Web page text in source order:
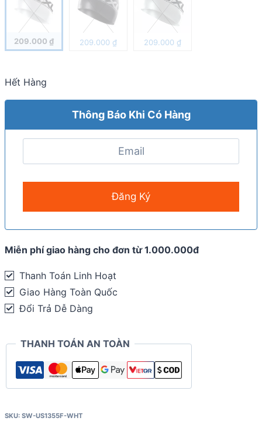
209.000 ₫ 209.000 ₫ 209.000 ₫
Hết Hàng
Thông Báo Khi Có Hàng
Miễn phí giao hàng cho đơn từ 1.000.000đ
Thanh Toán Linh Hoạt
Giao Hàng Toàn Quốc
Đổi Trả Dễ Dàng
THANH TOÁN AN TOÀN
SKU: SW-US1355F-WHT